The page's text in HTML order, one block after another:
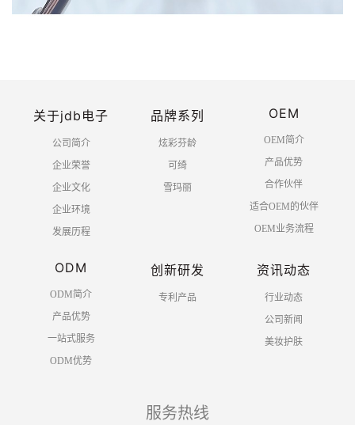
关于jdb电子
公司简介
企业荣誉
企业文化
企业环境
发展历程
品牌系列
炫彩芬龄
可绮
雪玛丽
OEM
OEM简介
产品优势
合作伙伴
适合OEM的伙伴
OEM业务流程
ODM
ODM简介
产品优势
一站式服务
ODM优势
创新研发
专利产品
资讯动态
行业动态
公司新闻
美妆护肤
服务热线